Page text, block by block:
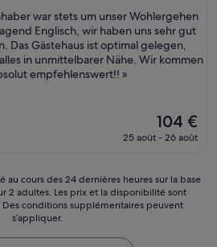
war stets um unser Wohlergehen
Englisch, wir haben uns sehr gut
Das Gästehaus ist optimal gelegen,
in unmittelbarer Nähe. Wir kommen
empfehlenswert!! »
Le
nouveau
de
104 €
104 €
25 août - 26 août
au cours des 24 dernières heures sur la base
2 adultes. Les prix et la disponibilité sont
conditions supplémentaires peuvent
s’appliquer.